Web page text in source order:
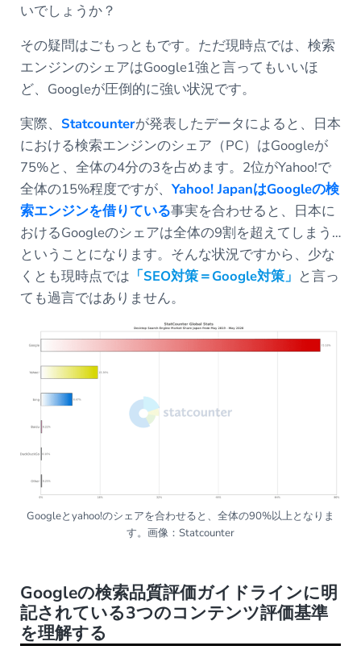
いでしょうか？
その疑問はごもっともです。ただ現時点では、検索
エンジンのシェアはGoogle1強と言ってもいいほ
ど、Googleが圧倒的に強い状況です。
実際、 Statcounterが発表したデータによると、日本
における検索エンジンのシェア（PC）はGoogleが
75%と、全体の4分の3を占めます。2位がYahoo!で
全体の15%程度ですが、Yahoo! JapanはGoogleの検
索エンジンを借りている事実を合わせると、日本に
おけるGoogleのシェアは全体の9割を超えてしまう…
ということになります。そんな状況ですから、少な
くとも現時点では 「SEO対策＝Google対策」 と言っ
ても過言ではありません。
Googleとyahoo!のシェアを合わせると、全体の90%以上となりま
す。画像：Statcounter
Googleの検索品質評価ガイドラインに明
記されている3つのコンテンツ評価基準
を理解する